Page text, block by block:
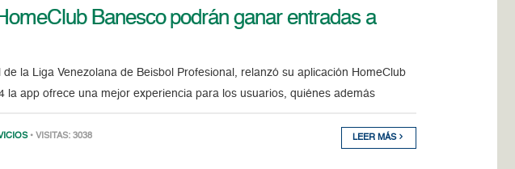
Banesco podrán ganar entradas a
la Liga Venezolana de Beisbol Profesional, relanzó su aplicación HomeClub
la app ofrece una mejor experiencia para los usuarios, quiénes además
• VISITAS: 3038 LEER MÁS